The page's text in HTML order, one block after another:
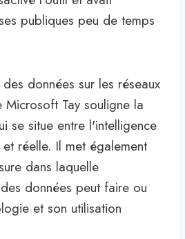
publiques peu de temps
données sur les réseaux
Tay souligne la
se situe entre l'intelligence
réelle. Il met également
dans laquelle
données peut faire ou
et son utilisation